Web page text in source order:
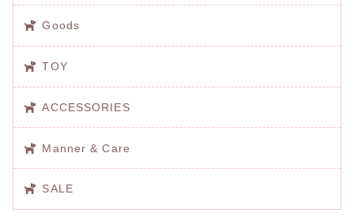
Goods
TOY
ACCESSORIES
Manner & Care
SALE